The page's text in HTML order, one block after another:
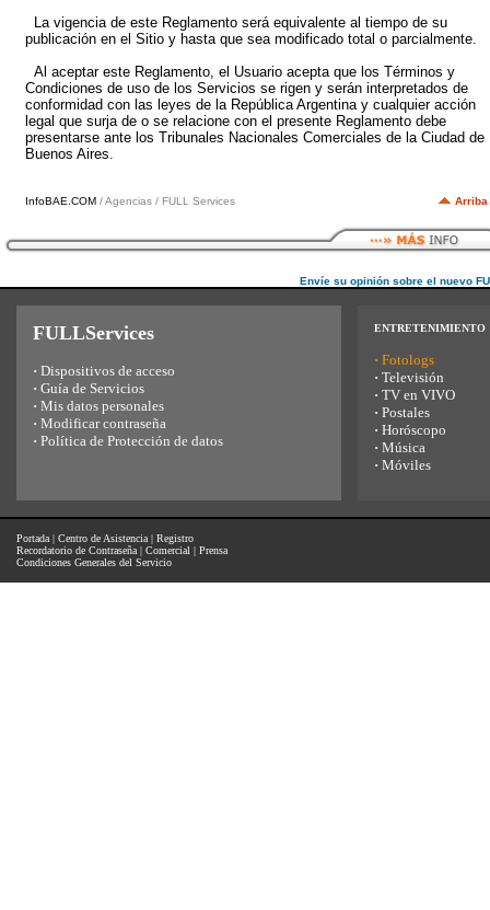
La vigencia de este Reglamento será equivalente al tiempo de su
publicación en el Sitio y hasta que sea modificado total o parcialmente.
Al aceptar este Reglamento, el Usuario acepta que los Términos y
Condiciones de uso de los Servicios se rigen y serán interpretados de
conformidad con las leyes de la República Argentina y cualquier acción
legal que surja de o se relacione con el presente Reglamento debe
presentarse ante los Tribunales Nacionales Comerciales de la Ciudad de
Buenos Aires.
InfoBAE.COM / Agencias / FULL Services Arriba
Envíe su opinión sobre el nuevo
FULLServices
· Dispositivos de acceso
· Guía de Servicios
· Mis datos personales
· Modificar contraseña
· Política de Protección de datos
ENTRETENIMIENTO
· Fotologs
· Televisión
· TV en VIVO
· Postales
· Horóscopo
· Música
· Móviles
Portada | Centro de Asistencia | Registro
Recordatorio de Contraseña | Comercial | Prensa
Condiciones Generales del Servicio